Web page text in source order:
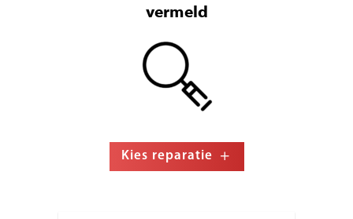
vermeld
Kies reparatie